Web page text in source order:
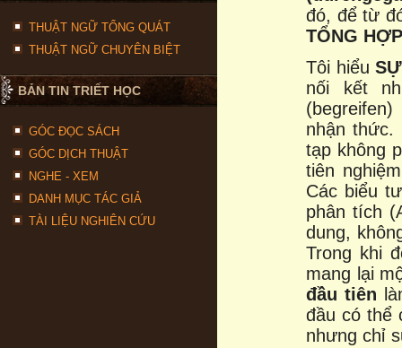
THUẬT NGỮ TỔNG QUÁT
THUẬT NGỮ CHUYÊN BIỆT
BẢN TIN TRIẾT HỌC
GÓC ĐỌC SÁCH
GÓC DỊCH THUẬT
NGHE - XEM
DANH MỤC TÁC GIẢ
TÀI LIỆU NGHIÊN CỨU
đó, để từ
TỔNG
Tôi hiểu
nối kết
nhận
tạp không
tiên
Các biểu
phân tích
dung,
Trong khi
mang lại
đầu tiên
đầu có thể
nhưng chỉ